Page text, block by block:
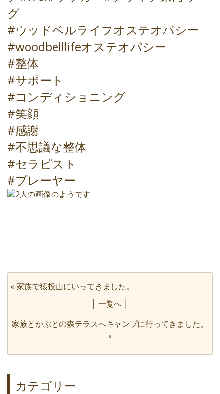
グ
#ウッドベルライフオステオパシー
#woodbelllifeオステオパシー
#整体
#サポート
#コンディショニング
#笑顔
#感謝
#不思議な整体
#セラピスト
#プレーヤー
«家族で猿投山にいってきました。
一覧へ
家族とかぶとの森テラスへキャンプに行ってきました。
»
カテゴリー